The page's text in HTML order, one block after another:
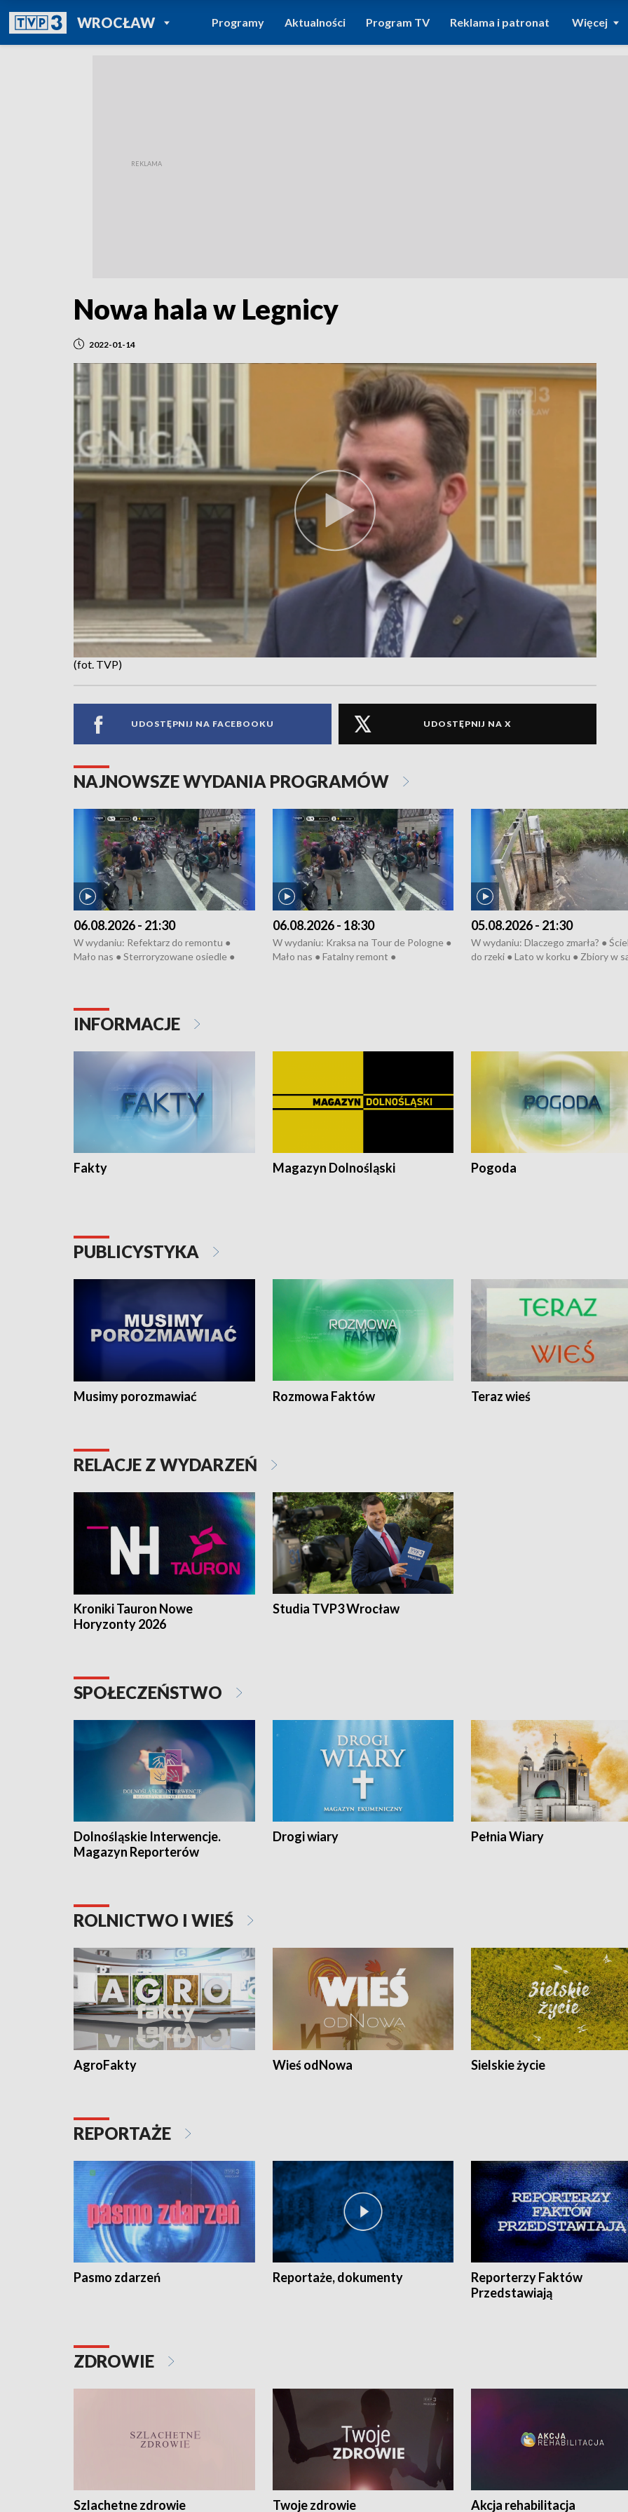
WROCŁAWPOWRÓT DO
TVP REGIONY
Programy Aktualności Program TV Reklama i patronat Więcej
Nowa hala w Legnicy
2022-01-14
(fot. TVP)
UDOSTĘPNIJ NA FACEBOOKU UDOSTĘPNIJ NA X
NAJNOWSZE WYDANIA PROGRAMÓW
06.08.2026 - 21:30
W wydaniu: Refektarz do remontu ●
Mało nas ● Sterroryzowane osiedle ●
Pologne
06.08.2026 - 18:30
W wydaniu: Kraksa na Tour de Pologne ●
Mało nas ● Fatalny remont ●
05.08.2026 - 21:30
W wydaniu: Dlaczego zmarła? ●
do rzeki ● Lato w korku ● Zbiory w
INFORMACJE
Fakty Magazyn Dolnośląski Pogoda
PUBLICYSTYKA
Musimy porozmawiać Rozmowa Faktów Teraz wieś
RELACJE Z WYDARZEŃ
Kroniki Tauron Nowe
Horyzonty 2026
Studia TVP3 Wrocław
SPOŁECZEŃSTWO
Dolnośląskie Interwencje.
Magazyn Reporterów
Drogi wiary Pełnia Wiary
ROLNICTWO I WIEŚ
AgroFakty Wieś odNowa Sielskie życie
REPORTAŻE
Pasmo zdarzeń Reportaże, dokumenty
Reporterzy Faktów
Przedstawiają
ZDROWIE
Szlachetne zdrowie Twoje zdrowie Akcja rehabilitacja